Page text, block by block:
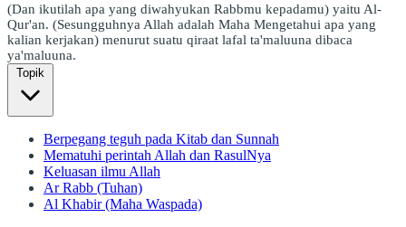
(Dan ikutilah apa yang diwahyukan Rabbmu kepadamu) yaitu Al-
Qur'an. (Sesungguhnya Allah adalah Maha Mengetahui apa yang
kalian kerjakan) menurut suatu qiraat lafal ta'maluuna dibaca
ya'maluuna.
Topik
Berpegang teguh pada Kitab dan Sunnah
Mematuhi perintah Allah dan RasulNya
Keluasan ilmu Allah
Ar Rabb (Tuhan)
Al Khabir (Maha Waspada)